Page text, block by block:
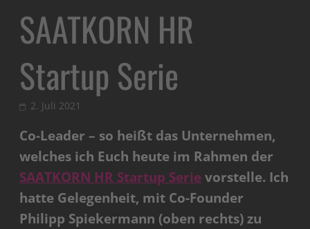
SAATKORN HR
Startup Serie
2. Juli 2021
Co-Leader – so heißt das Unternehmen,
welches ich Euch heute im Rahmen der
SAATKORN HR Startup Serievorstelle. Ich
hatte Gelegenheit, mit Co-Founder
Philipp Spiekermann (oben rechts)zu